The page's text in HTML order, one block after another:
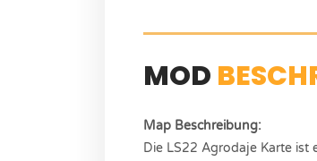
MOD
Map Beschreibung:
Die LS22 Agrodaje Karte